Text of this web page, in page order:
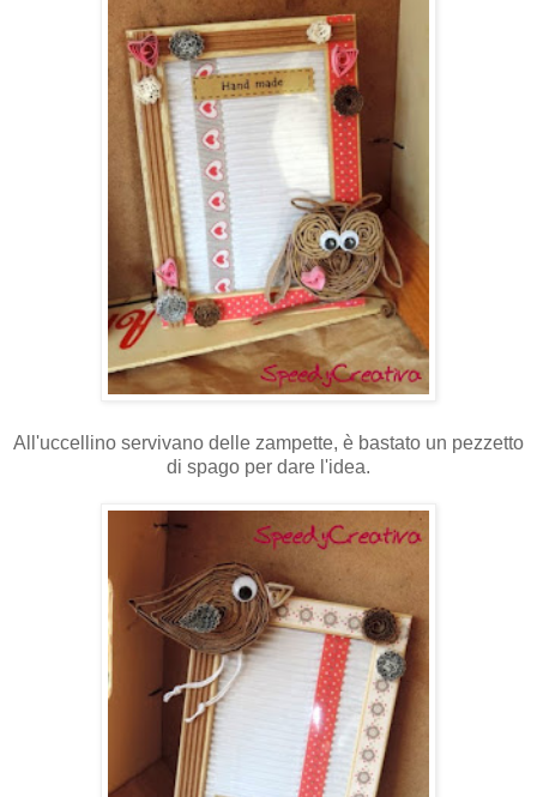
All'uccellino servivano delle zampette, è bastato un pezzetto
di spago per dare l'idea.